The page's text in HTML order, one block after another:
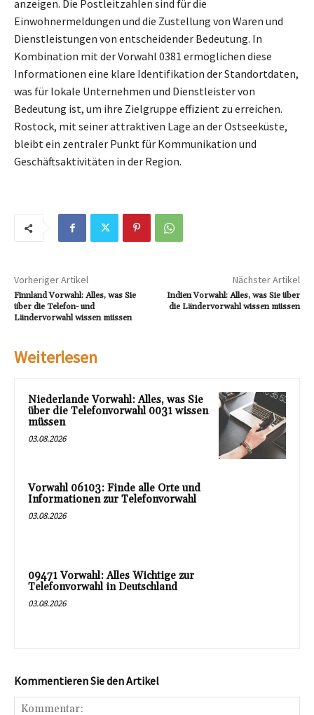
anzeigen. Die Postleitzahlen sind für die
Einwohnermeldungen und die Zustellung von Waren und
Dienstleistungen von entscheidender Bedeutung. In
Kombination mit der Vorwahl 0381 ermöglichen diese
Informationen eine klare Identifikation der Standortdaten,
was für lokale Unternehmen und Dienstleister von
Bedeutung ist, um ihre Zielgruppe effizient zu erreichen.
Rostock, mit seiner attraktiven Lage an der Ostseeküste,
bleibt ein zentraler Punkt für Kommunikation und
Geschäftsaktivitäten in der Region.
Vorheriger Artikel
Finnland Vorwahl: Alles, was Sie
über die Telefon- und
Ländervorwahl wissen müssen
Nächster Artikel
Indien Vorwahl: Alles, was Sie über
die Ländervorwahl wissen müssen
Weiterlesen
Niederlande Vorwahl: Alles, was Sie
über die Telefonvorwahl 0031 wissen
müssen
03.08.2026
Vorwahl 06103: Finde alle Orte und
Informationen zur Telefonvorwahl
03.08.2026
09471 Vorwahl: Alles Wichtige zur
Telefonvorwahl in Deutschland
03.08.2026
Kommentieren Sie den Artikel